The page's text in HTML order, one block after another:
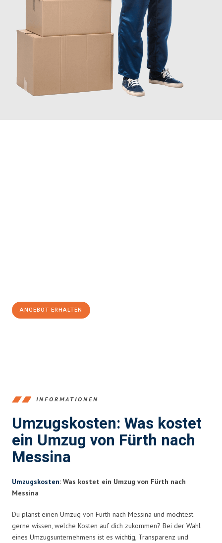
ANGEBOT ERHALTEN
INFORMATIONEN
Umzugskosten: Was kostet
ein Umzug von Fürth nach
Messina
Umzugskosten: Was kostet ein Umzug von Fürth nach
Messina
Du planst einen Umzug von Fürth nach Messina und möchtest
gerne wissen, welche Kosten auf dich zukommen? Bei der Wahl
eines Umzugsunternehmens ist es wichtig, Transparenz und